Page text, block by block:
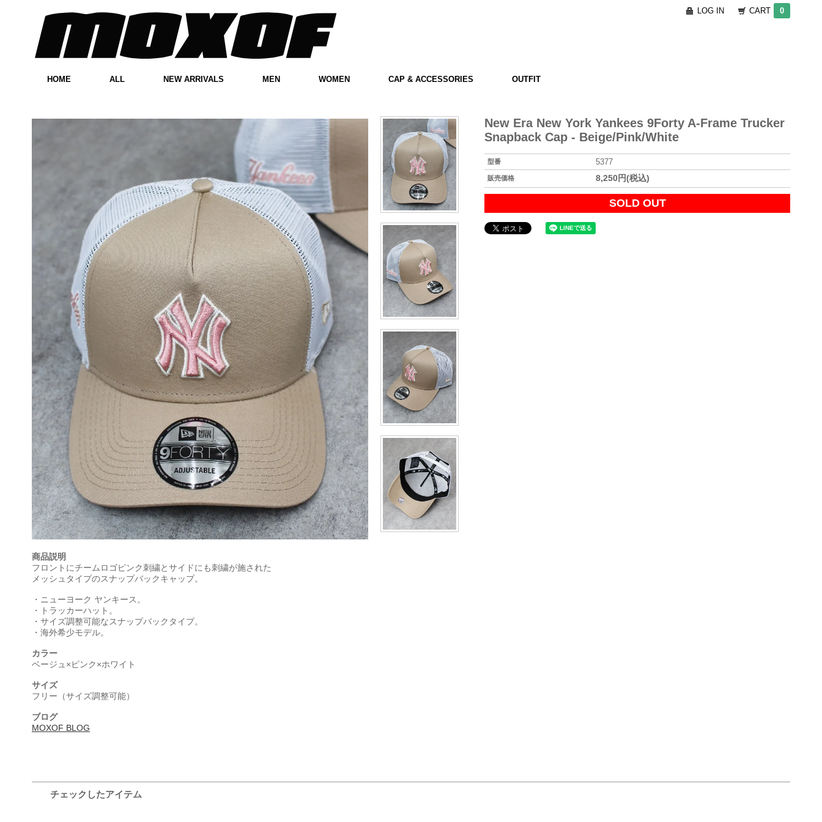
LOG IN CART 0
HOME ALL NEW ARRIVALS MEN WOMEN CAP & ACCESSORIES OUTFIT
New Era New York Yankees 9Forty A-Frame Trucker
Snapback Cap - Beige/Pink/White
型番 5377
販売価格 8,250円(税込)
SOLD OUT
商品説明
フロントにチームロゴピンク刺繍とサイドにも刺繍が施された
メッシュタイプのスナップバックキャップ。
・ニューヨーク ヤンキース。
・トラッカーハット。
・サイズ調整可能なスナップバックタイプ。
・海外希少モデル。
カラー
ベージュ×ピンク×ホワイト
サイズ
フリー（サイズ調整可能）
ブログ
MOXOF BLOG
チェックしたアイテム